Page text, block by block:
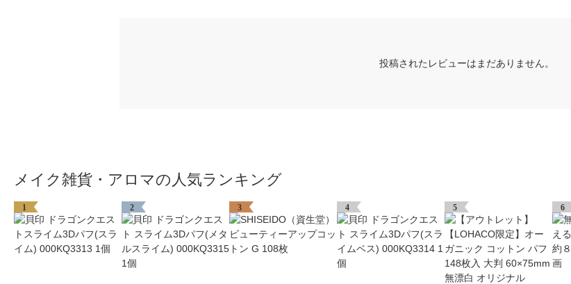
投稿されたレビューはまだありません。
メイク雑貨・アロマの人気ランキング
1 2 3 4 5 6